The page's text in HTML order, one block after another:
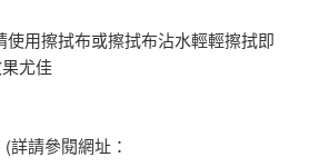
使用擦拭布或擦拭布沾水輕輕擦拭即
尤佳
詳請參閱網址：